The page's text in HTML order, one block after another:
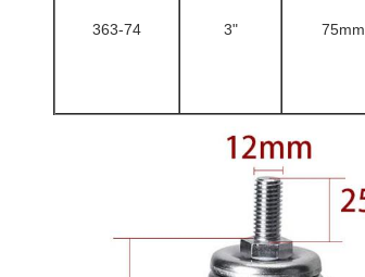
363-74 3" 75mm